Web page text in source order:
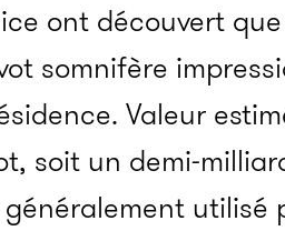
ont découvert
somnifère
Valeur
soit un demi-
utilisé